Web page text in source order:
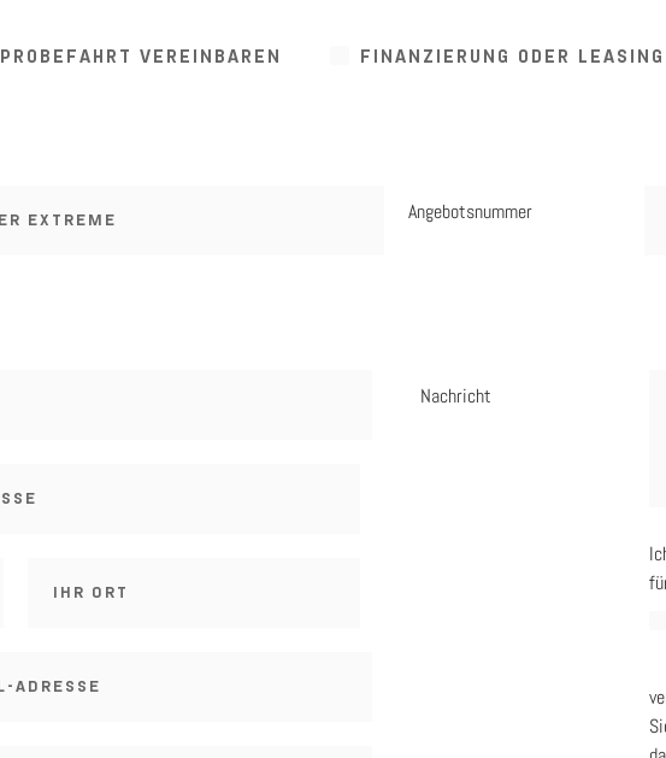
PROBEFAHRT VEREINBAREN FINANZIERUNG ODER
Angebotsnummer
Nachricht